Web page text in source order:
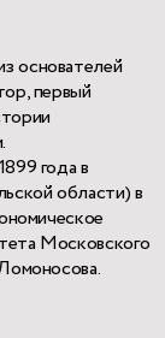
основателей
первый
года в
области) в
Московского